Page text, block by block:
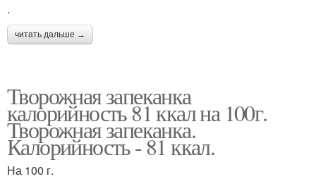
.
читать дальше →
Творожная запеканка
калорийность 81 ккал на 100г.
Творожная запеканка.
Калорийность - 81 ккал.
На 100 г.